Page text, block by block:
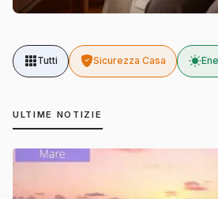
Tutti Sicurezza Casa
ULTIME NOTIZIE